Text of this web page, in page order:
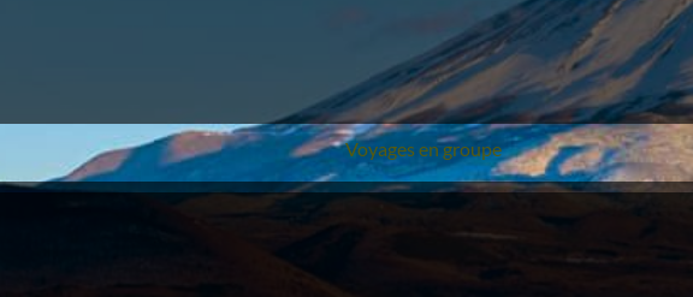
Voyages en groupe